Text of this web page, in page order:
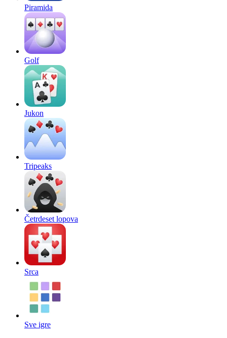
Piramida
Golf
Jukon
Tripeaks
Četrdeset lopova
Srca
Sve igre